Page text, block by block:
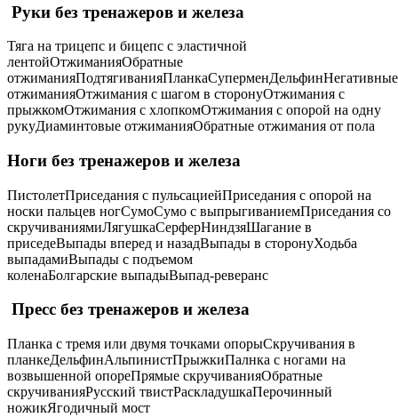
Руки без тренажеров и железа
Тяга на трицепс и бицепс с эластичной
лентойОтжиманияОбратные
отжиманияПодтягиванияПланкаСуперменДельфинНегативные
отжиманияОтжимания с шагом в сторонуОтжимания с
прыжкомОтжимания с хлопкомОтжимания с опорой на одну
рукуДиаминтовые отжиманияОбратные отжимания от пола
Ноги без тренажеров и железа
ПистолетПриседания с пульсациейПриседания с опорой на
носки пальцев ногСумоСумо с выпрыгиваниемПриседания со
скручиваниямиЛягушкаСерферНиндзяШагание в
приседеВыпады вперед и назадВыпады в сторонуХодьба
выпадамиВыпады с подъемом
коленаБолгарские выпадыВыпад-реверанс
Пресс без тренажеров и железа
Планка с тремя или двумя точками опорыСкручивания в
планкеДельфинАльпинистПрыжкиПалнка с ногами на
возвышенной опореПрямые скручиванияОбратные
скручиванияРусский твистРаскладушкаПерочинный
ножикЯгодичный мост